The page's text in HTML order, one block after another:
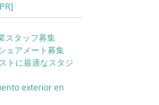
スタッフ募集
ェアメート募集
トに最適なスタジ
exterior en